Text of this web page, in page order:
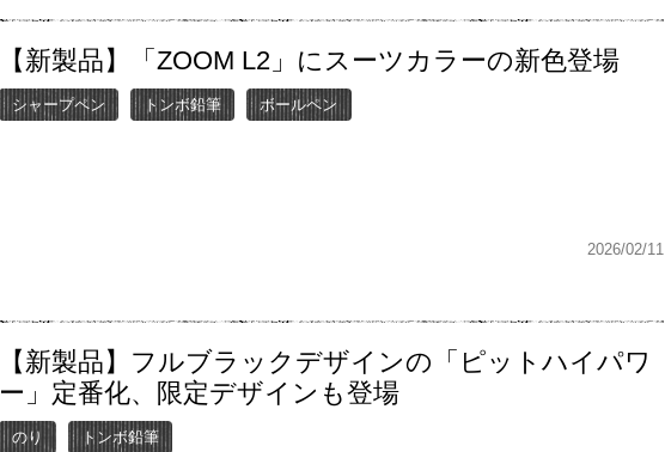
【新製品】「ZOOM L2」にスーツカラーの新色登場
シャープペン トンボ鉛筆 ボールペン
2026/02/11
【新製品】フルブラックデザインの「ピットハイパワ
ー」定番化、限定デザインも登場
のり トンボ鉛筆